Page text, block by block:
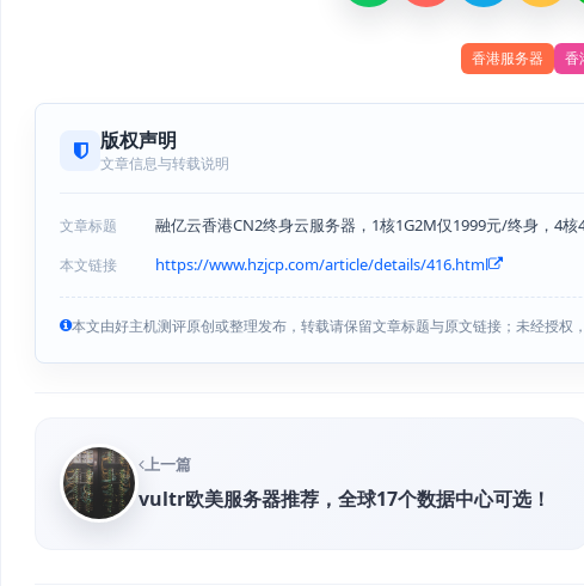
香港服务器 香
版权声明
文章信息与转载说明
文章标题 融亿云香港CN2终身云服务器，1核1G2M仅1999元/终身，4
本文链接 https://www.hzjcp.com/article/details/416.html
本文由好主机测评原创或整理发布，转载请保留文章标题与原文链接；未经授权
上一篇
vultr欧美服务器推荐，全球17个数据中心可选！